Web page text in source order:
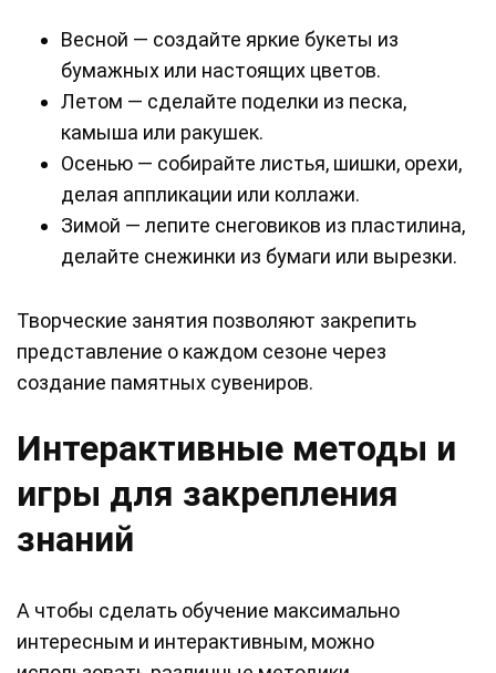
Весной — создайте яркие букеты из
бумажных или настоящих цветов.
Летом — сделайте поделки из песка,
камыша или ракушек.
Осенью — собирайте листья, шишки, орехи,
делая аппликации или коллажи.
Зимой — лепите снеговиков из пластилина,
делайте снежинки из бумаги или вырезки.
Творческие занятия позволяют закрепить
представление о каждом сезоне через
создание памятных сувениров.
Интерактивные методы и
игры для закрепления
знаний
А чтобы сделать обучение максимально
интересным и интерактивным, можно